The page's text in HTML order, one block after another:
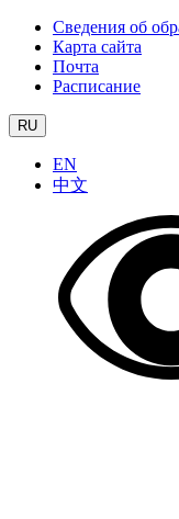
Сведения об
Карта сайта
Почта
Расписание
RU
EN
中文